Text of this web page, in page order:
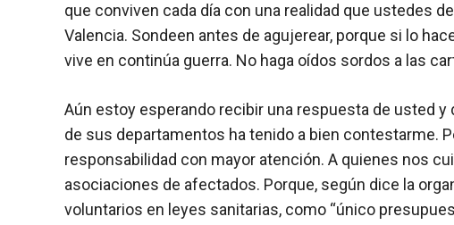
que conviven cada día con una realidad que ustedes
Valencia. Sondeen antes de agujerear, porque si lo
vive en continúa guerra. No haga oídos sordos a las
Aún estoy esperando recibir una respuesta de usted y
de sus departamentos ha tenido a bien contestarme.
responsabilidad con mayor atención. A quienes nos
asociaciones de afectados. Porque, según dice la
voluntarios en leyes sanitarias, como “único